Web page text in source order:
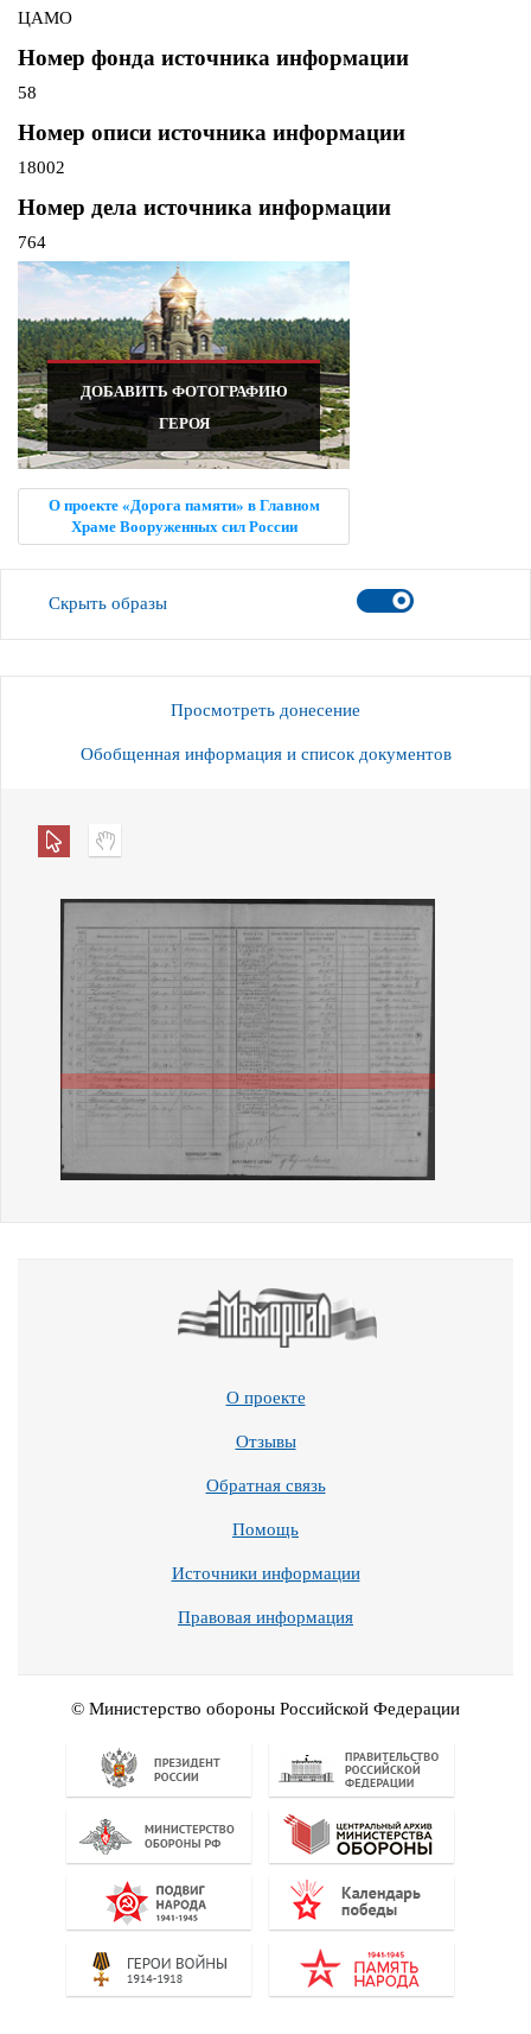
ЦАМО
Номер фонда источника информации
58
Номер описи источника информации
18002
Номер дела источника информации
764
ДОБАВИТЬ ФОТОГРАФИЮ
ГЕРОЯ
О проекте «Дорога памяти» в Главном
Храме Вооруженных сил России
Скрыть образы
Просмотреть донесение
Обобщенная информация и список документов
О проекте
Отзывы
Обратная связь
Помощь
Источники информации
Правовая информация
© Министерство обороны Российской Федерации